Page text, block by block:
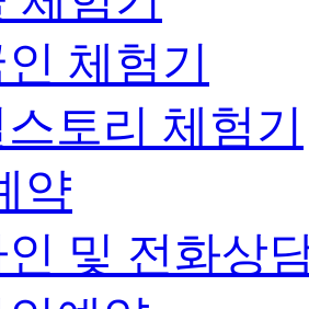
체험기
토리 체험기
약
및 전화상